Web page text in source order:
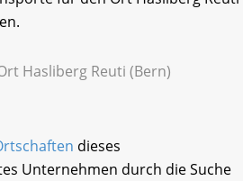
Hasliberg Reuti (Bern)
dieses
Unternehmen durch die Suche